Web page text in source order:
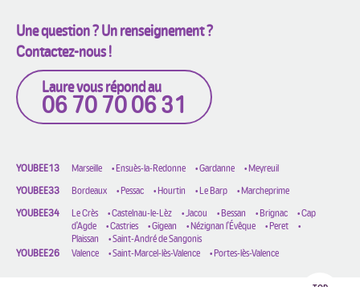
Une question ? Un renseignement ?
Contactez-nous !
Laure vous répond au
06 70 70 06 31
YOUBEE13 Marseille •Ensuès-la-Redonne •Gardanne •Meyreuil
YOUBEE33
Bordeaux •Pessac •Hourtin •Le Barp •Marcheprime
YOUBEE34
Le Crès •Castelnau-le-Lèz •Jacou •Bessan •Brignac •Cap
d'Agde
•Castries •Gigean •Nézignan l'Évêque •Peret
•
Plaissan
•Saint-André de Sangonis
YOUBEE26
Valence •Saint-Marcel-lès-Valence •Portes-lès-Valence